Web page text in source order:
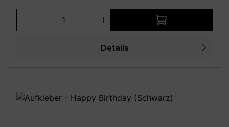
Germany) - Einfach und schnell anzubringen
Achtung: Da alle unsere Bilder Fotomontagen sind,
wird das Motiv evtl. nicht in der richtigen Größe
angezeigt! Die Fotomontagen dienen
Produkt Anzahl: Gib den
Details